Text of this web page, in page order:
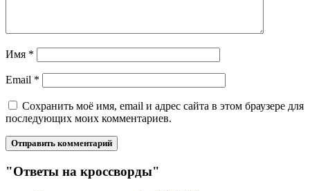
Имя *
Email *
Сохранить моё имя, email и адрес сайта в этом браузере для
последующих моих комментариев.
"Ответы на кроссворды"